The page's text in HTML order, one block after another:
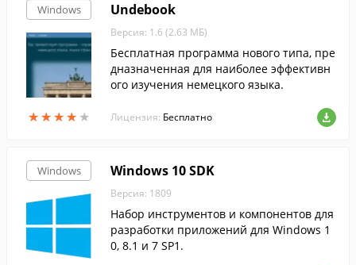
Windows
★★★★ ★
★★★★ ★
Undebook
Версия: 1.6 (2.63 МБ)
Бесплатная программа нового типа, пре
дназначенная для наиболее эффективн
ого изучения немецкого языка.
Лицензия: Бесплатно
Windows Windows 10 SDK
Версия: 1809
Набор инструментов и компонентов для
разработки приложений для Windows 1
0, 8.1 и 7 SP1.